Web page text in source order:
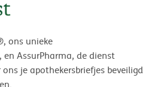
ons unieke
AssurPharma, de dienst
je apothekersbriefjes beveiligd